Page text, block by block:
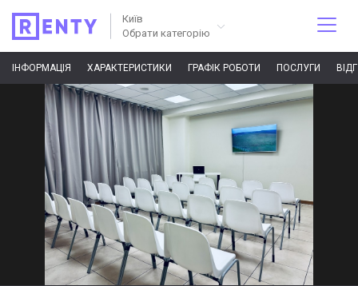
Київ
Обрати категорію
ІНФОРМАЦІЯ ХАРАКТЕРИСТИКИ ГРАФІК РОБОТИ ПОСЛУГИ